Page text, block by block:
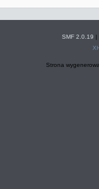
SMF 2.0.19 |
Strona